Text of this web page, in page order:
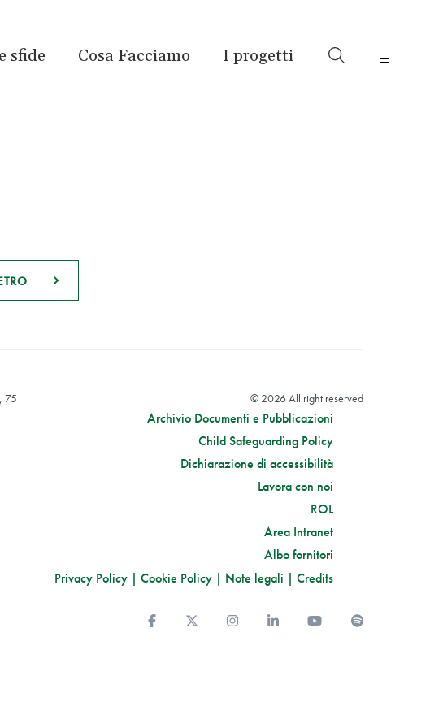
sfide Cosa Facciamo I progetti
75
© 2026 All right reserved
Archivio Documenti e Pubblicazioni
Child Safeguarding Policy
Dichiarazione di accessibilità
Lavora con noi
ROL
Area Intranet
Albo fornitori
Privacy Policy | Cookie Policy | Note legali | Credits
Facebook Twitter Instagram LinkedinYou TubeSpotify